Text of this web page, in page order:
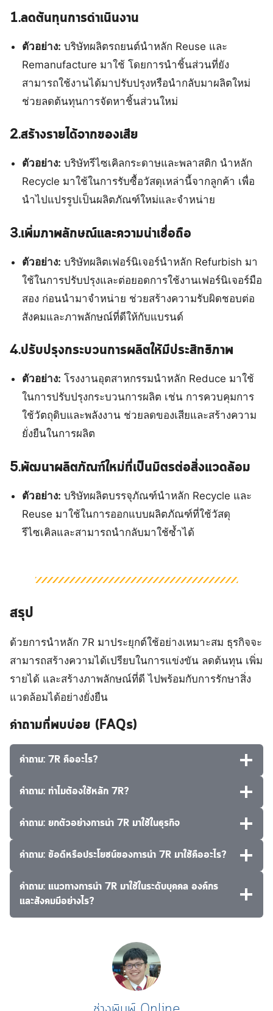
1.ลดต้นทุนการดำเนินงาน
ตัวอย่าง: บริษัทผลิตรถยนต์นำหลัก Reuse และ
Remanufacture มาใช้ โดยการนำชิ้นส่วนที่ยัง
สามารถใช้งานได้มาปรับปรุงหรือนำกลับมาผลิตใหม่
ช่วยลดต้นทุนการจัดหาชิ้นส่วนใหม่
2.สร้างรายได้จากของเสีย
ตัวอย่าง: บริษัทรีไซเคิลกระดาษและพลาสติก นำหลัก
Recycle มาใช้ในการรับซื้อวัสดุเหล่านี้จากลูกค้า เพื่อ
นำไปแปรรูปเป็นผลิตภัณฑ์ใหม่และจำหน่าย
3.เพิ่มภาพลักษณ์และความน่าเชื่อถือ
ตัวอย่าง: บริษัทผลิตเฟอร์นิเจอร์นำหลัก Refurbish มา
ใช้ในการปรับปรุงและต่อยอดการใช้งานเฟอร์นิเจอร์มือ
สอง ก่อนนำมาจำหน่าย ช่วยสร้างความรับผิดชอบต่อ
สังคมและภาพลักษณ์ที่ดีให้กับแบรนด์
4.ปรับปรุงกระบวนการผลิตให้มีประสิทธิภาพ
ตัวอย่าง: โรงงานอุตสาหกรรมนำหลัก Reduce มาใช้
ในการปรับปรุงกระบวนการผลิต เช่น การควบคุมการ
ใช้วัตถุดิบและพลังงาน ช่วยลดของเสียและสร้างความ
ยั่งยืนในการผลิต
5.พัฒนาผลิตภัณฑ์ใหม่ที่เป็นมิตรต่อสิ่งแวดล้อม
ตัวอย่าง: บริษัทผลิตบรรจุภัณฑ์นำหลัก Recycle และ
Reuse มาใช้ในการออกแบบผลิตภัณฑ์ที่ใช้วัสดุ
รีไซเคิลและสามารถนำกลับมาใช้ซ้ำได้
สรุป
ด้วยการนำหลัก 7R มาประยุกต์ใช้อย่างเหมาะสม ธุรกิจจะ
สามารถสร้างความได้เปรียบในการแข่งขัน ลดต้นทุน เพิ่ม
รายได้ และสร้างภาพลักษณ์ที่ดี ไปพร้อมกับการรักษาสิ่ง
แวดล้อมได้อย่างยั่งยืน
คำถามที่พบบ่อย (FAQs)
คำถาม: 7R คืออะไร?
คำถาม: ทำไมต้องใช้หลัก 7R?
คำถาม: ยกตัวอย่างการนำ 7R มาใช้ในธุรกิจ
คำถาม: ข้อดีหรือประโยชน์ของการนำ 7R มาใช้คืออะไร?
คำถาม: แนวทางการนำ 7R มาใช้ในระดับบุคคล องค์กร
และสังคมมีอย่างไร?